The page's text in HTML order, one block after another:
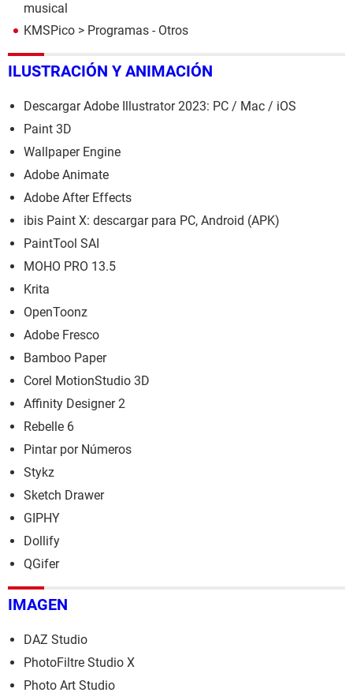
musical
KMSPico > Programas - Otros
ILUSTRACIÓN Y ANIMACIÓN
Descargar Adobe Illustrator 2023: PC / Mac / iOS
Paint 3D
Wallpaper Engine
Adobe Animate
Adobe After Effects
ibis Paint X: descargar para PC, Android (APK)
PaintTool SAI
MOHO PRO 13.5
Krita
OpenToonz
Adobe Fresco
Bamboo Paper
Corel MotionStudio 3D
Affinity Designer 2
Rebelle 6
Pintar por Números
Stykz
Sketch Drawer
GIPHY
Dollify
QGifer
IMAGEN
DAZ Studio
PhotoFiltre Studio X
Photo Art Studio